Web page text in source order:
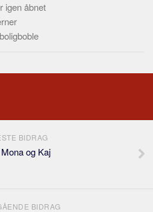
igen åbnet
BIDRAG
og Kaj
BIDRAG